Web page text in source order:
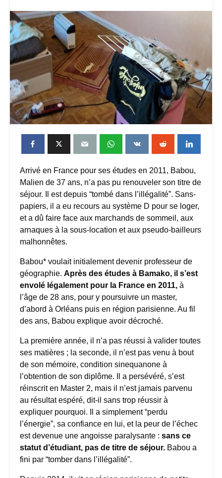
Arrivé en France pour ses études en 2011, Babou,
Malien de 37 ans, n’a pas pu renouveler son titre de
séjour. Il est depuis “tombé dans l’illégalité”. Sans-
papiers, il a eu recours au système D pour se loger,
et a dû faire face aux marchands de sommeil, aux
arnaques à la sous-location et aux pseudo-bailleurs
malhonnêtes.
Babou* voulait initialement devenir professeur de
géographie. Après des études à Bamako, il s’est
envolé légalement pour la France en 2011, à
l’âge de 28 ans, pour y poursuivre un master,
d’abord à Orléans puis en région parisienne. Au fil
des ans, Babou explique avoir décroché.
La première année, il n’a pas réussi à valider toutes
ses matières ; la seconde, il n’est pas venu à bout
de son mémoire, condition sinequanone à
l’obtention de son diplôme. Il a persévéré, s’est
réinscrit en Master 2, mais il n’est jamais parvenu
au résultat espéré, dit-il sans trop réussir à
expliquer pourquoi. Il a simplement “perdu
l’énergie”, sa confiance en lui, et la peur de l’échec
est devenue une angoisse paralysante : sans ce
statut d’étudiant, pas de titre de séjour. Babou a
fini par “tomber dans l’illégalité”.